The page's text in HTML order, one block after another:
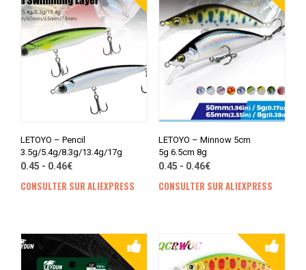
LETOYO – Pencil
3.5g/5.4g/8.3g/13.4g/17g
0.45 - 0.46€
CONSULTER SUR ALIEXPRESS
LETOYO – Minnow 5cm
5g 6.5cm 8g
0.45 - 0.46€
CONSULTER SUR ALIEXPRESS